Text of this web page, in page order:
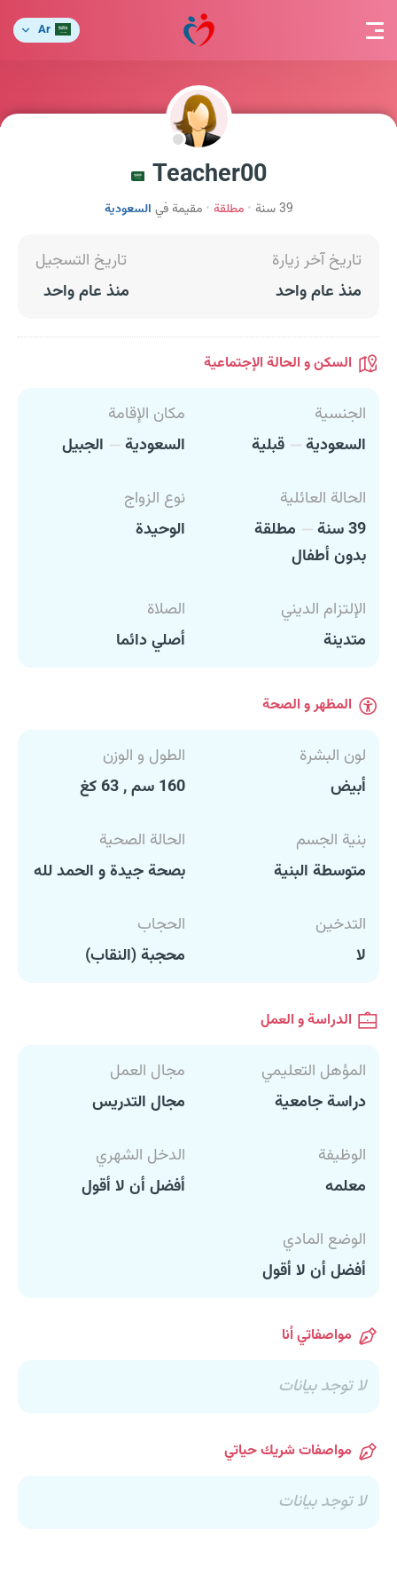
Ar
Teacher00
39 سنة مطلقة مقيمة في السعودية
تاريخ آخر زيارة
منذ عام واحد
تاريخ التسجيل
منذ عام واحد
السكن و الحالة الإجتماعية
الجنسية
السعودية
قبلية
مكان الإقامة
السعودية
الجبيل
الحالة العائلية
39 سنة
مطلقة
بدون أطفال
نوع الزواج
الوحيدة
الإلتزام الديني
متدينة
الصلاة
أصلي دائما
المظهر و الصحة
لون البشرة
أبيض
الطول و الوزن
160 سم , 63 كغ
بنية الجسم
متوسطة البنية
الحالة الصحية
بصحة جيدة و الحمد لله
التدخين
لا
الحجاب
محجبة (النقاب)
الدراسة و العمل
المؤهل التعليمي
دراسة جامعية
مجال العمل
مجال التدريس
الوظيفة
معلمه
الدخل الشهري
أفضل أن لا أقول
الوضع المادي
أفضل أن لا أقول
مواصفاتي أنا
لا توجد بيانات
مواصفات شريك حياتي
لا توجد بيانات